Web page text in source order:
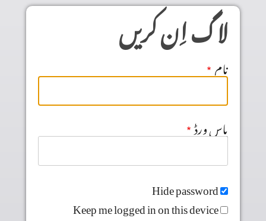
Skip to main content
لاگ اِن کریں
نام
پاس ورڈ
Hide password
Keep me logged in on this device